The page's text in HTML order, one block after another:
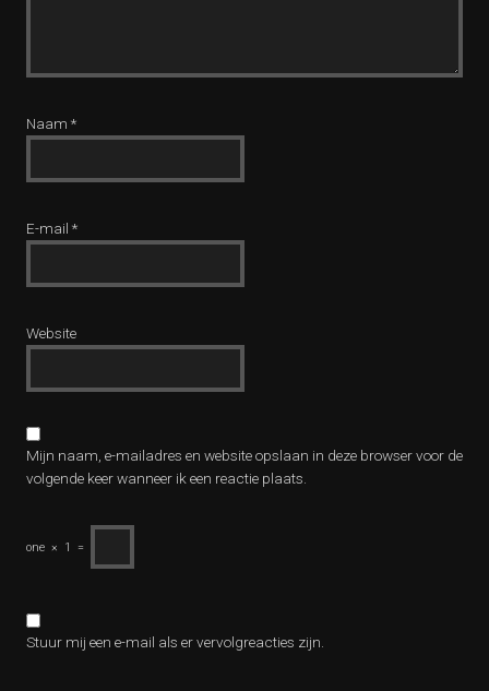
Naam *
E-mail *
Website
Mijn naam, e-mailadres en website opslaan in deze browser voor de
volgende keer wanneer ik een reactie plaats.
one × 1 =
Stuur mij een e-mail als er vervolgreacties zijn.